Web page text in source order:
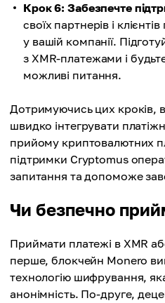
Крок 6: Забезпечте
своїх партнерів і
у вашій компанії.
з XMR-платежами і
можливі питання.
Дотримуючись цих кроків,
швидко інтегрувати
прийому криптовалютних
підтримки Cryptomus
запитання та допоможе
Чи безпечно
Приймати платежі в XMR
перше, блокчейн Monero
технологію шифрування,
анонімність. По-друге,